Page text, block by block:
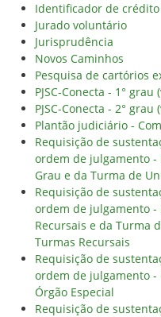
Identificador de
Jurado voluntário
Jurisprudência
Novos Caminhos
Pesquisa de cartórios
PJSC-Conecta - 1° grau
PJSC-Conecta - 2° grau
Plantão judiciário -
Requisição de
ordem de julgamento -
Grau e da Turma de
Requisição de
ordem de julgamento -
Recursais e da Turma
Turmas Recursais
Requisição de
ordem de julgamento -
Órgão Especial
Requisição de